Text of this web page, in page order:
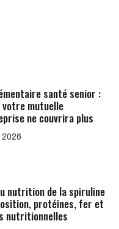
santé senior :
votre mutuelle
ne couvrira plus
2026
nutrition de la spiruline
protéines, fer et
nutritionnelles